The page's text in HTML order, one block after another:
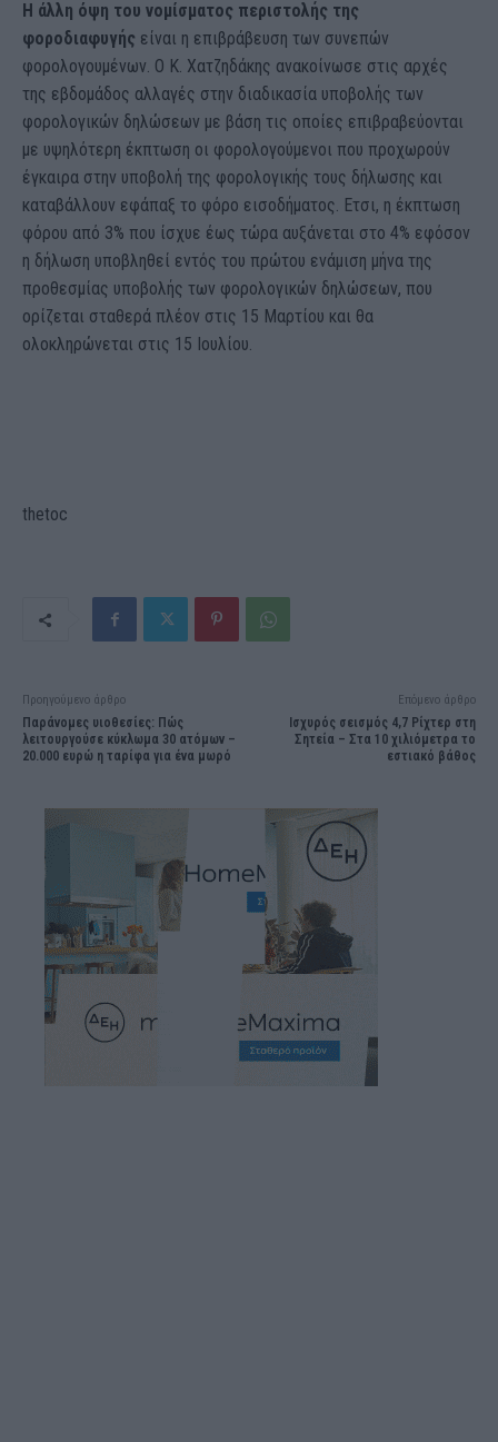
Η άλλη όψη του νομίσματος περιστολής της
φοροδιαφυγής είναι η επιβράβευση των συνεπών
φορολογουμένων. Ο Κ. Χατζηδάκης ανακοίνωσε στις αρχές
της εβδομάδος αλλαγές στην διαδικασία υποβολής των
φορολογικών δηλώσεων με βάση τις οποίες επιβραβεύονται
με υψηλότερη έκπτωση οι φορολογούμενοι που προχωρούν
έγκαιρα στην υποβολή της φορολογικής τους δήλωσης και
καταβάλλουν εφάπαξ το φόρο εισοδήματος. Ετσι, η έκπτωση
φόρου από 3% που ίσχυε έως τώρα αυξάνεται στο 4% εφόσον
η δήλωση υποβληθεί εντός του πρώτου ενάμιση μήνα της
προθεσμίας υποβολής των φορολογικών δηλώσεων, που
ορίζεται σταθερά πλέον στις 15 Μαρτίου και θα
ολοκληρώνεται στις 15 Ιουλίου.
thetoc
Προηγούμενο άρθρο
Παράνομες υιοθεσίες: Πώς
λειτουργούσε κύκλωμα 30 ατόμων –
20.000 ευρώ η ταρίφα για ένα μωρό
Επόμενο άρθρο
Ισχυρός σεισμός 4,7 Ρίχτερ στη
Σητεία – Στα 10 χιλιόμετρα το
εστιακό βάθος